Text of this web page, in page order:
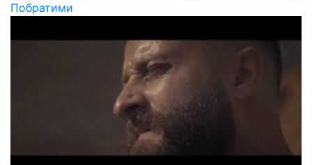
Побратими